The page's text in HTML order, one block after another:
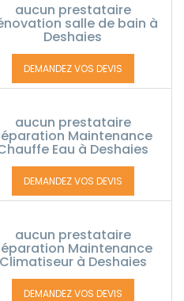
aucun prestataire
salle de bain à
Deshaies
DEMANDEZ VOS DEVIS
aucun prestataire
Maintenance
Eau à Deshaies
DEMANDEZ VOS DEVIS
aucun prestataire
Maintenance
Climatiseur à Deshaies
DEMANDEZ VOS DEVIS